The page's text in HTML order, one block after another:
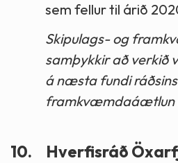
sem fellur til árið
Skipulags- og
samþykkir að verkið
á næsta fundi
framkvæmdaáætlun
10.
Hverfisráð